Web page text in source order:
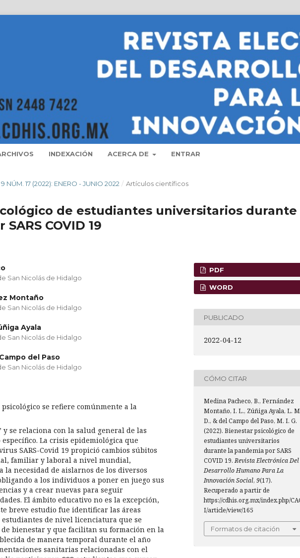
INDEXACIÓN ACERCA DE ENTRAR
NÚM. 17 (2022): ENERO - JUNIO 2022 / Artí­culos científicos
de estudiantes universitarios durante
COVID 19
San Nicolás de Hidalgo
Montaño
San Nicolás de Hidalgo
Ayala
San Nicolás de Hidalgo
del Paso
San Nicolás de Hidalgo
se refiere comúnmente a la
y se relaciona con la salud general de las
La crisis epidemiológica que
SARS-Covid 19 propició cambios súbitos
familiar y laboral a nivel mundial,
la necesidad de aislarnos de los diversos
a los individuos a poner en juego sus
y a crear nuevas para seguir
El ámbito educativo no es la excepción,
breve estudio fue identificar las áreas
estudiantes de nivel licenciatura que se
bienestar y que facilitan su formación en la
de manera temporal durante el año
sanitarias relacionadas con el
PDF
WORD
PUBLICADO
2022-04-12
CÓMO CITAR
Medina Pacheco, B., Fernández
Montaño, I. L., Zúñiga Ayala, L.
D., & del Campo del Paso, M. I. G.
(2022). Bienestar psicológico de
estudiantes universitarios
durante la pandemia por SARS
COVID 19.Revista Electrónica Del
Desarrollo Humano Para La
Innovación Social, 9(17).
Recuperado a partir de
https://cdhis.org.mx/index.php/
I/article/view/165
Formatos de citación